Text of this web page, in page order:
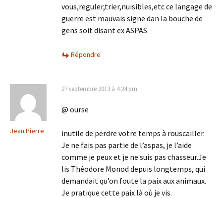
vous,reguler,trier,nuisibles,etc ce langage de
guerre est mauvais signe dan la bouche de
gens soit disant ex ASPAS
Répondre
Jean Pierre
27 septembre 2013 à 4:24 pm
@ ourse
inutile de perdre votre temps à rouscailler.
Je ne fais pas partie de l’aspas, je l’aide
comme je peux et je ne suis pas chasseur.Je
lis Théodore Monod depuis longtemps, qui
demandait qu’on foute la paix aux animaux.
Je pratique cette paix là où je vis.